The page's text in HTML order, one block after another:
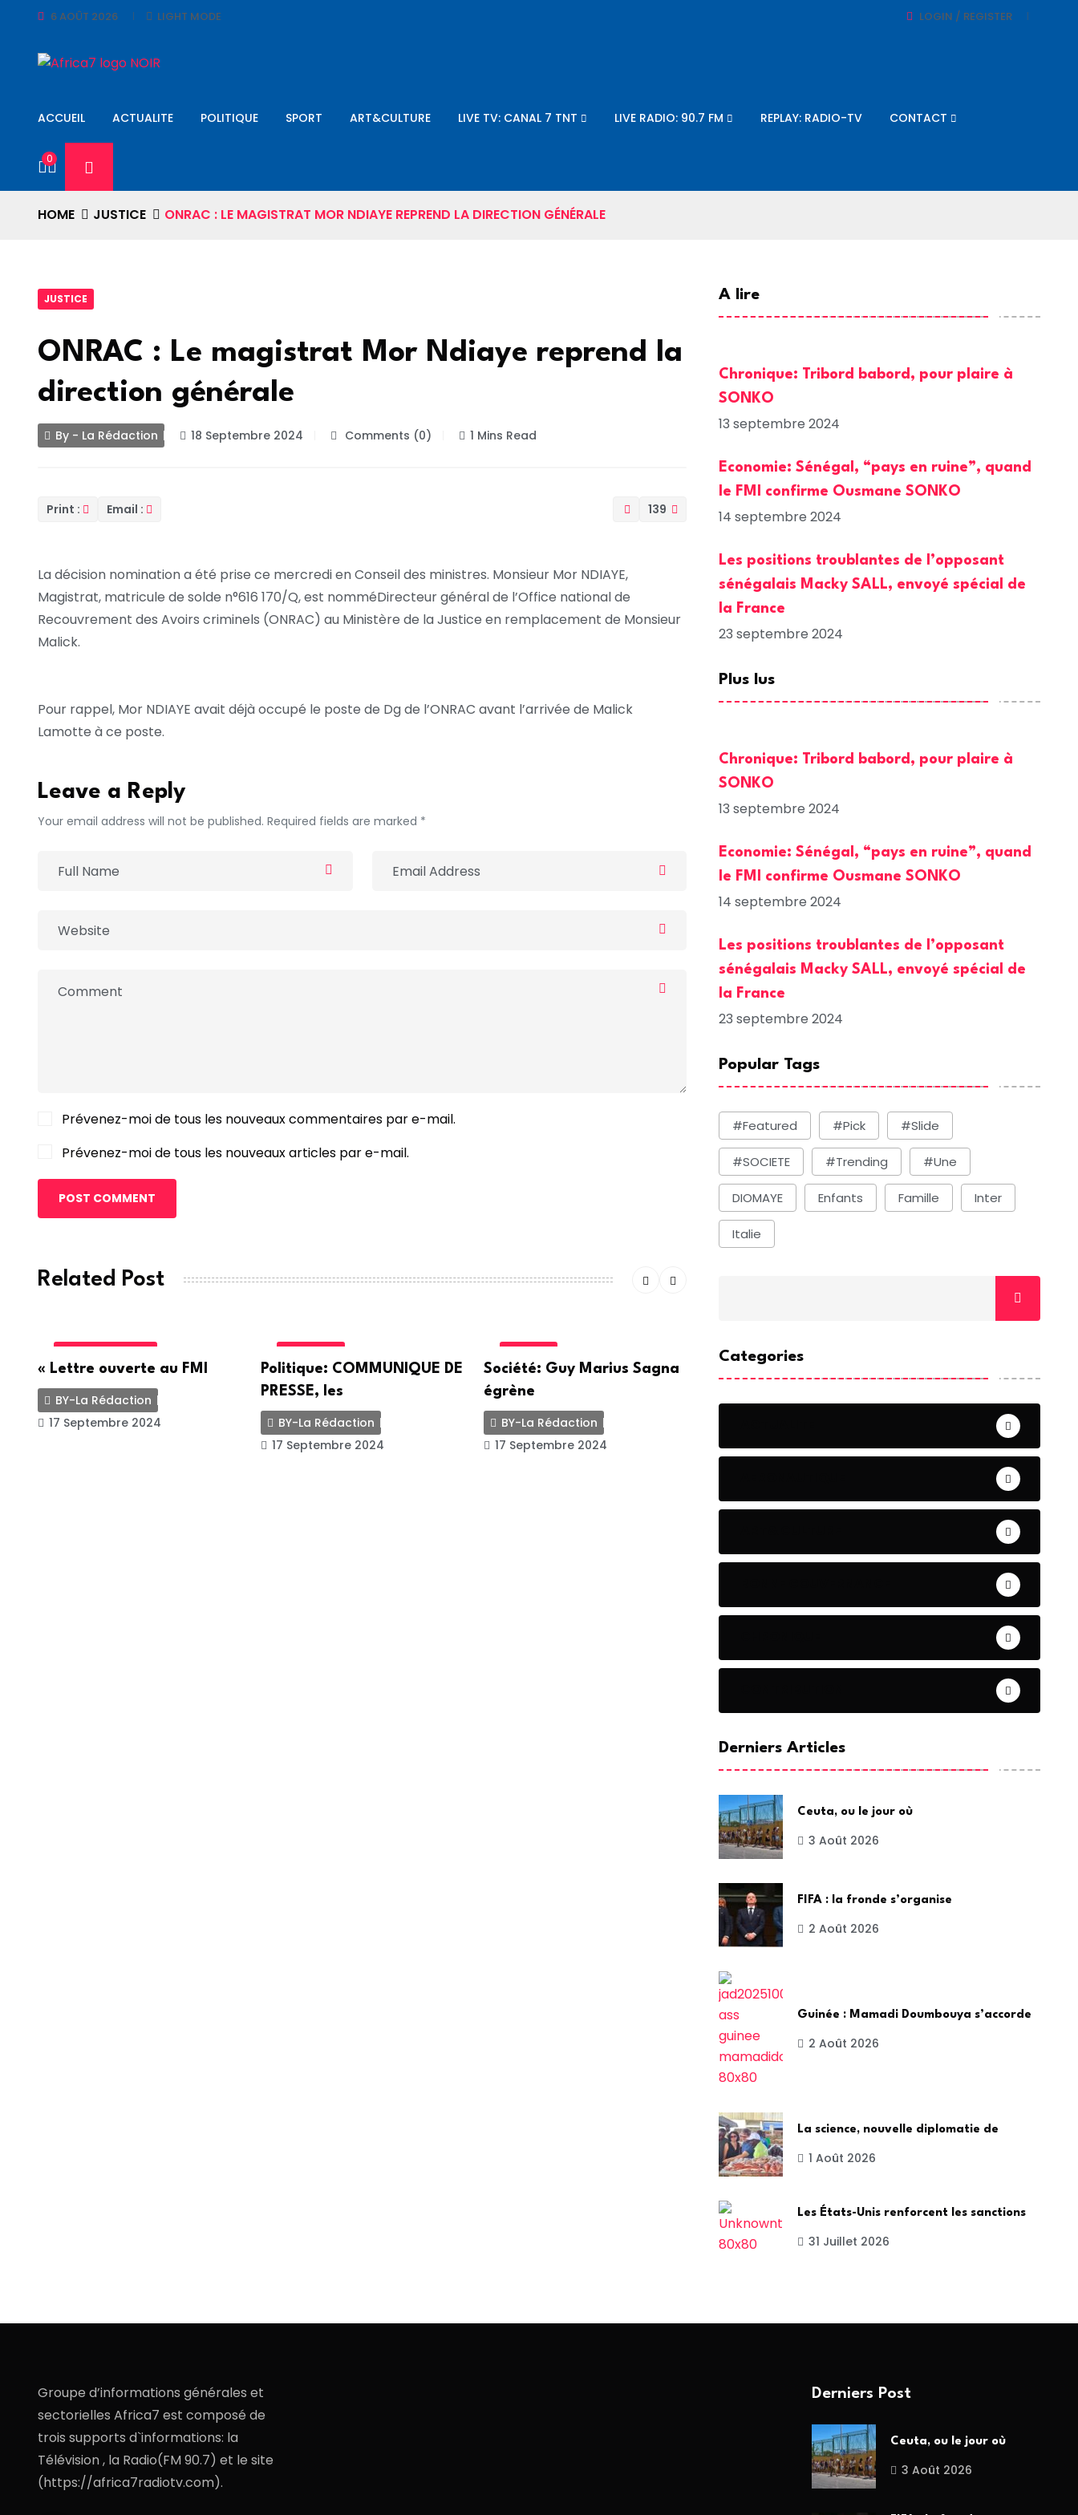
6 AOÛT 2026 LIGHT MODE LOGIN / REGISTER
ACCUEIL ACTUALITE POLITIQUE SPORT ART&CULTURE LIVE TV: CANAL 7 TNT LIVE RADIO: 90.7 FM REPLAY: RADIO-TV CONTACT
0
HOME JUSTICE ONRAC : LE MAGISTRAT MOR NDIAYE REPREND LA DIRECTION GÉNÉRALE
JUSTICE
ONRAC : Le magistrat Mor Ndiaye reprend la
direction générale
By - La Rédaction 18 Septembre 2024 Comments (0) 1 Mins Read
Print : Email : 139
La décision nomination a été prise ce mercredi en Conseil des ministres. Monsieur Mor NDIAYE,
Magistrat, matricule de solde n°616 170/Q, est nomméDirecteur général de l’Office national de
Recouvrement des Avoirs criminels (ONRAC) au Ministère de la Justice en remplacement de Monsieur
Malick.
Pour rappel, Mor NDIAYE avait déjà occupé le poste de Dg de l’ONRAC avant l’arrivée de Malick
Lamotte à ce poste.
Leave a Reply
Your email address will not be published. Required fields are marked *
Prévenez-moi de tous les nouveaux commentaires par e-mail.
Prévenez-moi de tous les nouveaux articles par e-mail.
POST COMMENT
Related Post
« Lettre ouverte au FMI
BY-La Rédaction
17 Septembre 2024
Politique: COMMUNIQUE DE
PRESSE, les
BY-La Rédaction
17 Septembre 2024
Société: Guy Marius Sagna
égrène
BY-La Rédaction
17 Septembre 2024
ACTUALITE
17 Septembre 2024
BY-La Rédaction
17 Septembre 2024
A lire
Chronique: Tribord babord, pour plaire à
SONKO
13 septembre 2024
Economie: Sénégal, “pays en ruine”, quand
le FMI confirme Ousmane SONKO
14 septembre 2024
Les positions troublantes de l’opposant
sénégalais Macky SALL, envoyé spécial de
la France
23 septembre 2024
Plus lus
Chronique: Tribord babord, pour plaire à
SONKO
13 septembre 2024
Economie: Sénégal, “pays en ruine”, quand
le FMI confirme Ousmane SONKO
14 septembre 2024
Les positions troublantes de l’opposant
sénégalais Macky SALL, envoyé spécial de
la France
23 septembre 2024
Popular Tags
#Featured #Pick #Slide
#SOCIETE #Trending #une
DIOMAYE Enfants Famille Inter
Italie
Categories
Derniers Articles
Ceuta, ou le jour où
3 Août 2026
FIFA : la fronde s’organise
2 Août 2026
Guinée : Mamadi Doumbouya s’accorde
2 Août 2026
La science, nouvelle diplomatie de
1 Août 2026
Les États-Unis renforcent les sanctions
31 Juillet 2026
Groupe d’informations générales et
sectorielles Africa7 est composé de
trois supports d`informations: la
Télévision , la Radio(FM 90.7) et le site
(https://africa7radiotv.com).
Derniers Post
Ceuta, ou le jour où
3 Août 2026